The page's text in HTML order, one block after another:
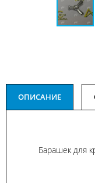
ОПИСАНИЕ
Барашек для